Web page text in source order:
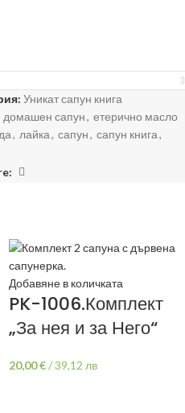
Уникат сапун книга
домашен сапун, етерично масло
, лайка, сапун, сапун книга,
Добавяне в количката
PK-1006.Комплект
„За нея и за Него“
20,00€/39,12 лв